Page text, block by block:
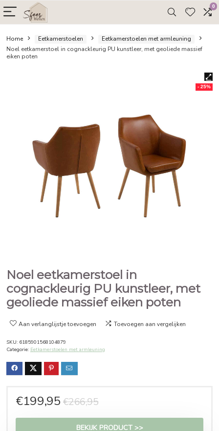
Home Eetkamerstoelen Eetkamerstoelen met
Noel eetkamerstoel in cognackleurig PU kunstleer, met geoliede
Noel eetkamerstoel in
cognackleurig PU kunstleer,
geoliede massief eiken poten
SKU:6185901568104879